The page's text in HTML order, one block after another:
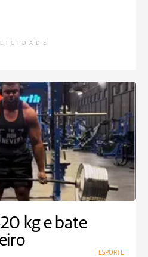
kg e bate
ESPORTE